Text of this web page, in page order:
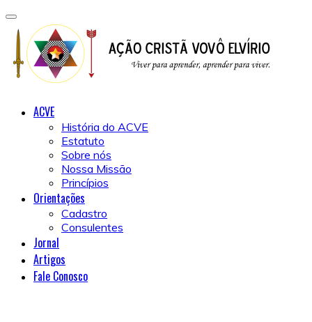
ACVE
História do ACVE
Estatuto
Sobre nós
Nossa Missão
Princípios
Orientações
Cadastro
Consulentes
Jornal
Artigos
Fale Conosco